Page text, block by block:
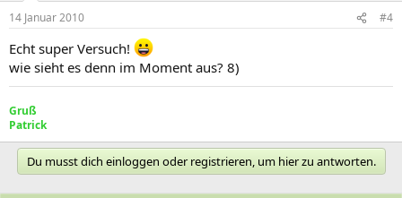
14 Januar 2010 #4
Echt super Versuch!
wie sieht es denn im Moment aus? 8)
Gruß
Patrick
Du musst dich einloggen oder registrieren, um hier zu antworten.